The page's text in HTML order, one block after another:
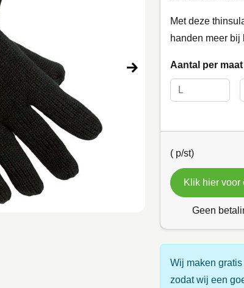
Met deze
handen meer bij
Aantal per maat
( p/st)
Klik hier voor
Geen
Wij maken
zodat wij een